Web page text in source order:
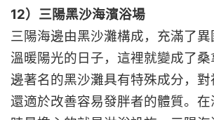
12）三陽黑沙海濱浴場
三陽海邊由黑沙灘構成，充滿了
溫暖陽光的日子，這裡就變成了
邊著名的黑沙灘具有特殊成分，對
還適於改善容易發胖者的體質。